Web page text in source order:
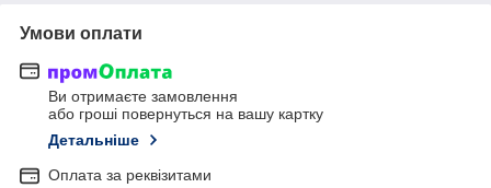
Умови оплати
Ви отримаєте замовлення
або гроші повернуться на вашу картку
Детальніше
Оплата за реквізитами